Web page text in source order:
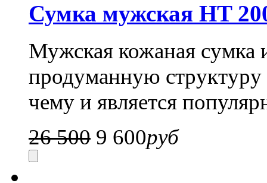
Сумка мужская HT
Мужская кожаная сумка
продуманную структуру
чему и является
26 500 9 600руб